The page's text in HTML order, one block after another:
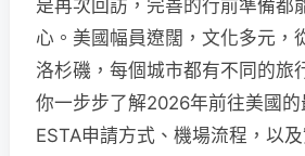
是再次回訪，完善的行前準備都
心。美國幅員遼闊，文化多元，
洛杉磯，每個城市都有不同的旅
你一步步了解2026年前往美國
ESTA申請方式、機場流程，以